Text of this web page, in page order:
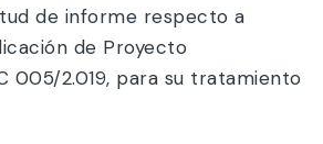
de informe respecto a
de Proyecto
005/2.019, para su tratamiento